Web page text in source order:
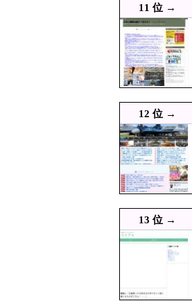
08/07 18:31
08/07 18:29
08/07 18:10
08/07 18:09
08/07 18:09
08/07 18:08
08/07 18:07
08/07 18:05
08/07 18:00
08/07 18:00
08/07 18:00
08/07 18:00
08/07 18:00
08/07 17:55
11 位 →
12 位 →
13 位 →